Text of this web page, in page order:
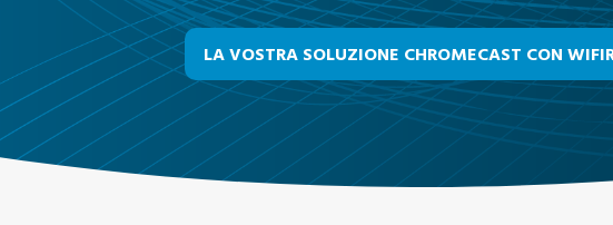
LA VOSTRA SOLUZIONE CHROMECAST CON